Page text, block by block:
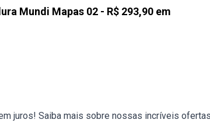
Mundi Mapas 02 - R$ 293,90 em
juros! Saiba mais sobre nossas incríveis